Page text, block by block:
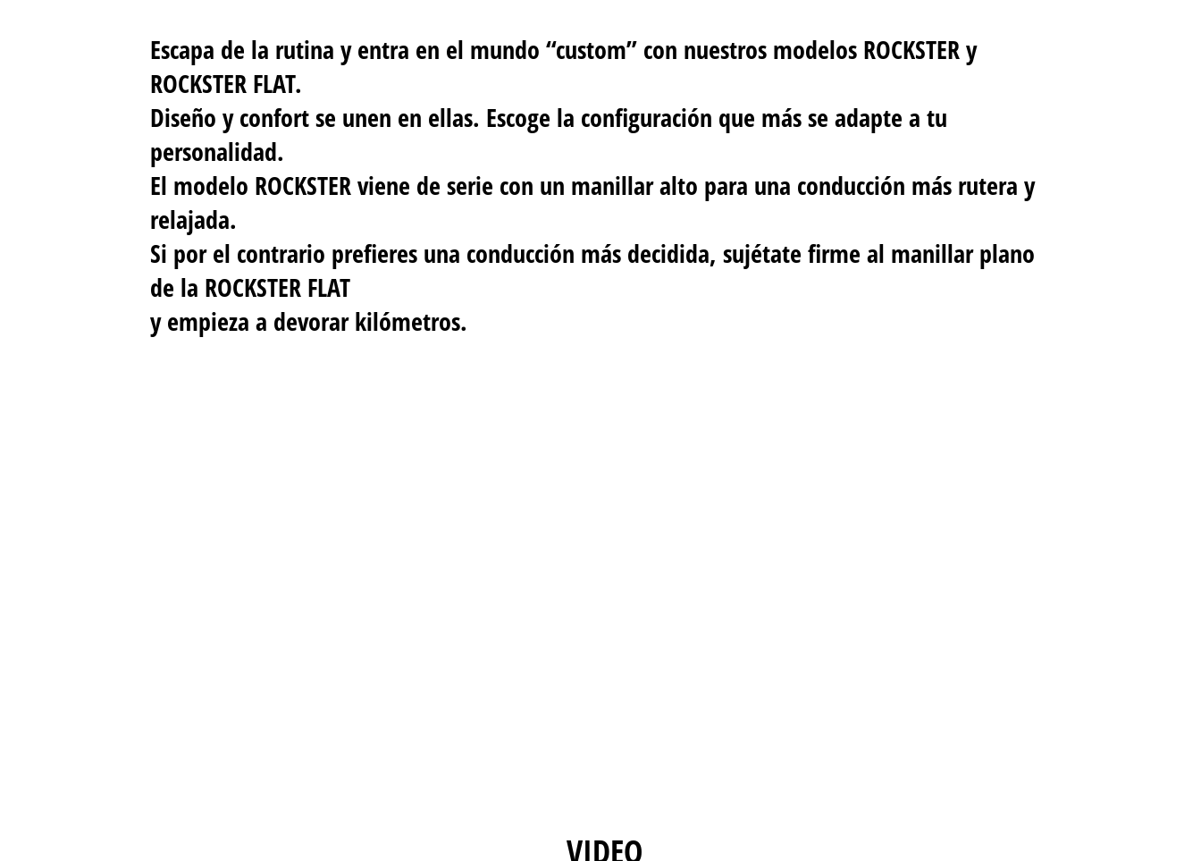
Escapa de la rutina y entra en el mundo “custom” con nuestros modelos ROCKSTER y
ROCKSTER FLAT.
Diseño y confort se unen en ellas. Escoge la configuración que más se adapte a tu
personalidad.
El modelo ROCKSTER viene de serie con un manillar alto para una conducción más rutera y
relajada.
Si por el contrario prefieres una conducción más decidida, sujétate firme al manillar plano
de la ROCKSTER FLAT
y empieza a devorar kilómetros.
VIDEO